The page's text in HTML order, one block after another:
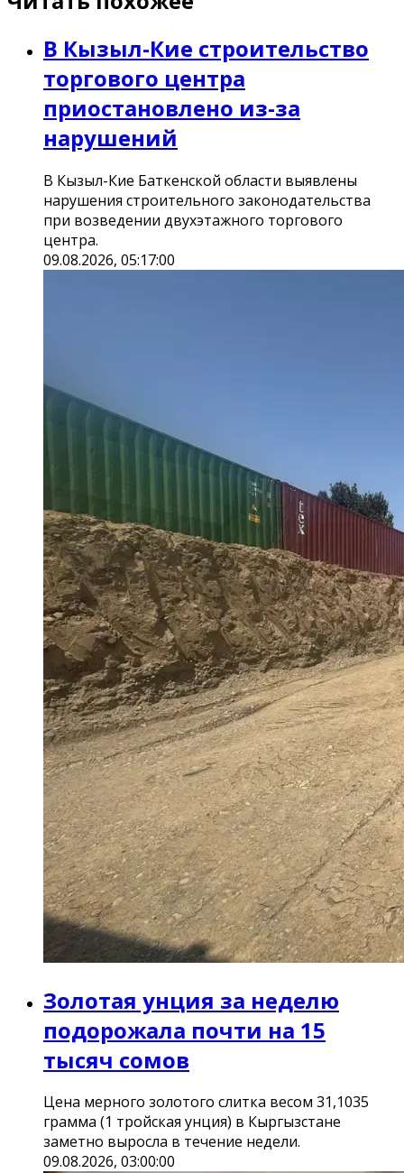
В Кызыл-Кие строительство
торгового центра
приостановлено из-за
нарушений
В Кызыл-Кие Баткенской области выявлены
нарушения строительного законодательства
при возведении двухэтажного торгового
центра.
09.08.2026, 05:17:00
Золотая унция за неделю
подорожала почти на 15
тысяч сомов
Цена мерного золотого слитка весом 31,1035
грамма (1 тройская унция) в Кыргызстане
заметно выросла в течение недели.
09.08.2026, 03:00:00